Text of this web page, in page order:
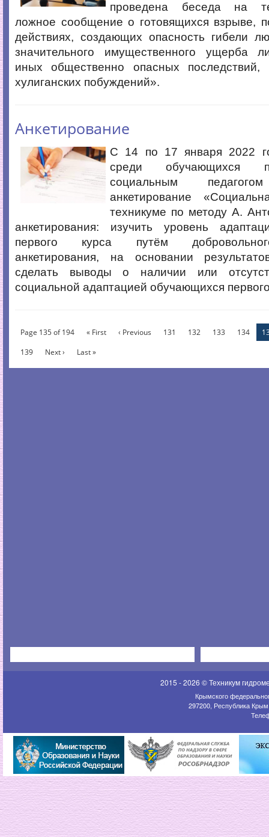
проведена беседа на
ложное сообщение о готовящихся взрыве,
действиях, создающих опасность гибели
значительного имущественного ущерба
иных общественно опасных последствий,
хулиганских побуждений».
Анкетирование
С 14 по 17 января 2022
среди обучающихся
социальным
анкетирование
техникуме по методу А.
анкетирования: изучить уровень
первого курса путём
анкетирования, на основании
сделать выводы о наличии или
социальной адаптацией обучающихся
Page 135 of 194 « First ‹ Previous 131 132 133 134
139
Next › Last »
2015 - 2026 © Техникум
Крымского
297200, Республика